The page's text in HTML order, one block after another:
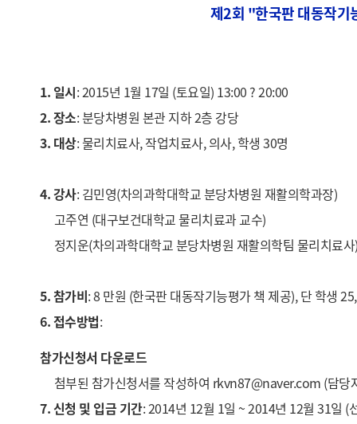
제2회 "한국판 대동작
1. 일시: 2015년 1월 17일 (토요일) 13:00 ? 20:00
2. 장소: 분당차병원 본관 지하 2층 강당
3. 대상: 물리치료사, 작업치료사, 의사, 학생 30명
4. 강사: 김민영(차의과학대학교 분당차병원 재활의학과장)
고주연 (대구보건대학교 물리치료과 교수)
정지운(차의과학대학교 분당차병원 재활의학팀 물리치료
5. 참가비: 8 만원 (한국판 대동작기능평가 책 제공), 단 학생
6. 접수방법:
참가신청서 다운로드
첨부된 참가신청서를 작성하여 rkvn87@naver.com (담당
7. 신청 및 입금 기간: 2014년 12월 1일 ~ 2014년 12월 31일 (